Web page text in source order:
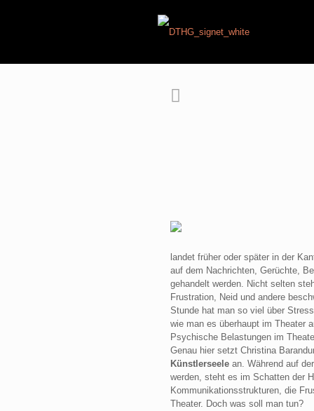
landet früher oder später in der
auf dem Nachrichten, Gerüchte,
gehandelt werden. Nicht selten
Frustration, Neid und andere
Stunde hat man so viel über
wie man es überhaupt im Theater
Psychische Belastungen im
Genau hier setzt Christina
Künstlerseelean. Während auf
werden, steht es im Schatten der
Kommunikationsstrukturen, die
Theater. Doch was soll man tun?